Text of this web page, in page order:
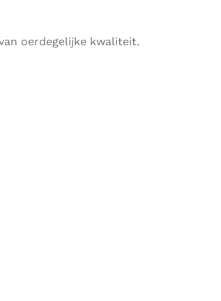
oerdegelijke kwaliteit.